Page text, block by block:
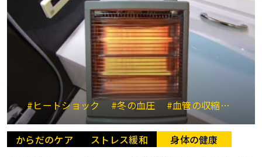
#ヒートショック #冬の血圧 #血管の収縮と弛緩
からだのケア ストレス緩和 身体の健康